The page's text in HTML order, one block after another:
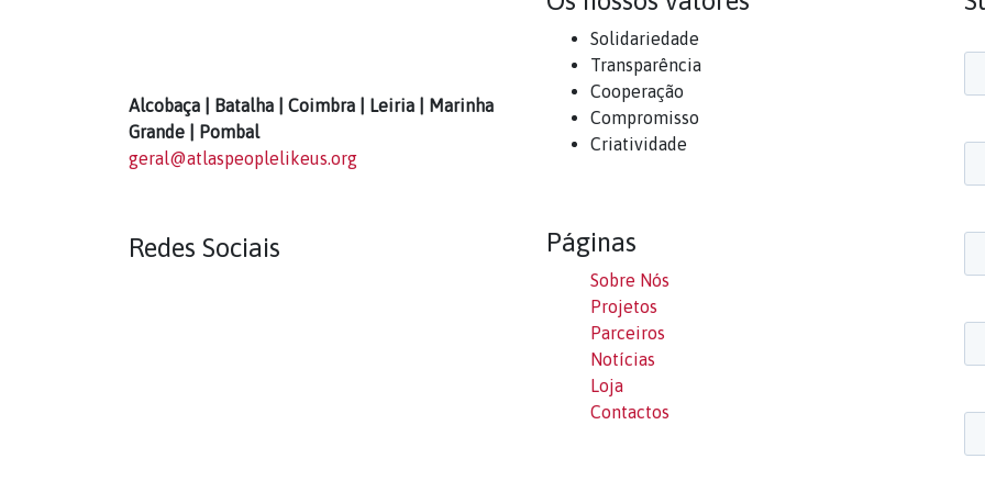
Alcobaça | Batalha | Coimbra | Leiria | Marinha
Grande | Pombal
geral@atlaspeoplelikeus.org
Redes Sociais
Solidariedade
Transparência
Cooperação
Compromisso
Criatividade
Páginas
Sobre Nós
Projetos
Parceiros
Notícias
Loja
Contactos